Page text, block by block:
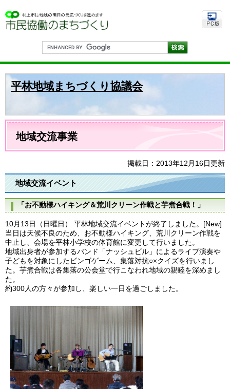
ー
ジ
の
。
ニ
ュ
ー
て
G
o
o
e
カ
タ
ム
検
索
平林地域まちづくり協議会
本
地域交流事業
掲載日：2013年12月16日更新
地域交流イベント
「お不動様ハイキング＆荒川クリーン作戦と芋煮合戦！」
10月13日（日曜日） 平林地域交流イベントが終了しました。[New]
当日は天候不良のため、お不動様ハイキング、荒川クリーン作戦を
中止し、会場を平林小学校の体育館に変更して行いました。
地域出身者が参加するバンド「ナッシュビル」によるライブ演奏や
子どもを対象にしたビンゴゲーム、集落対抗○×クイズを行いまし
た。芋煮合戦は各集落の公会堂で行こなわれ地域の親睦を深めまし
た。
約300人の方々が参加し、楽しい一日を過ごしました。